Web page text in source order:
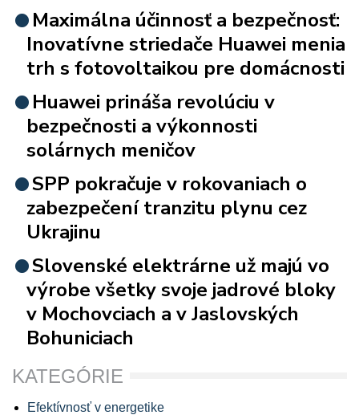
Maximálna účinnosť a bezpečnosť:
Inovatívne striedače Huawei menia
trh s fotovoltaikou pre domácnosti
Huawei prináša revolúciu v
bezpečnosti a výkonnosti
solárnych meničov
SPP pokračuje v rokovaniach o
zabezpečení tranzitu plynu cez
Ukrajinu
Slovenské elektrárne už majú vo
výrobe všetky svoje jadrové bloky
v Mochovciach a v Jaslovských
Bohuniciach
KATEGÓRIE
Efektívnosť v energetike